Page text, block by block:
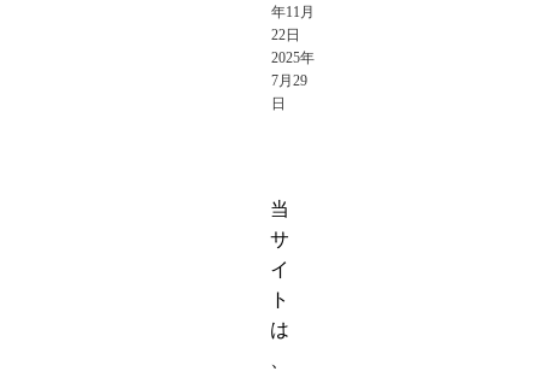
年11月
22日
2025年
7月29
日
当
サ
イ
ト
は